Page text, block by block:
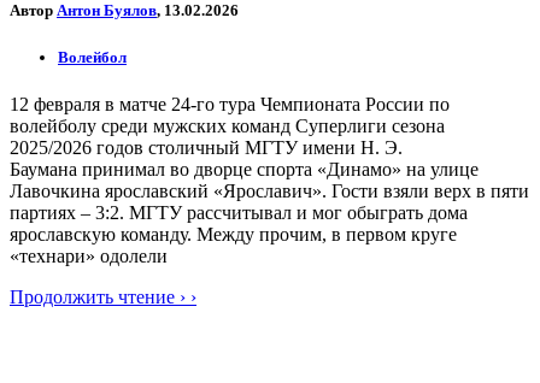
Автор Антон Буялов, 13.02.2026
Волейбол
12 февраля в матче 24-го тура Чемпионата России по
волейболу среди мужских команд Суперлиги сезона
2025/2026 годов столичный МГТУ имени Н. Э.
Баумана принимал во дворце спорта «Динамо» на улице
Лавочкина ярославский «Ярославич». Гости взяли верх в пяти
партиях – 3:2. МГТУ рассчитывал и мог обыграть дома
ярославскую команду. Между прочим, в первом круге
«технари» одолели
Продолжить чтение › ›